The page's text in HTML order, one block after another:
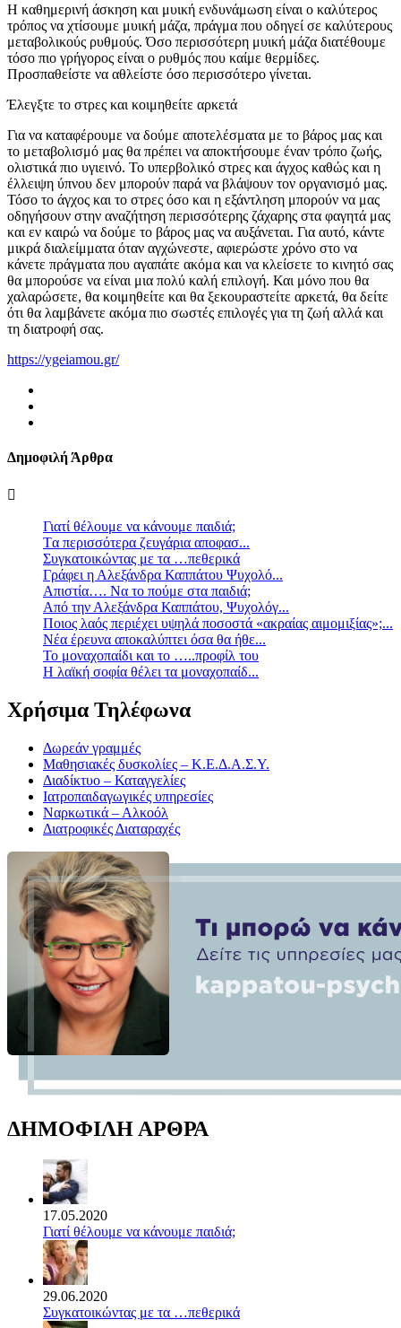
Η καθημερινή άσκηση και μυική ενδυνάμωση είναι ο καλύτερος
τρόπος να χτίσουμε μυική μάζα, πράγμα που οδηγεί σε καλύτερους
μεταβολικούς ρυθμούς. Όσο περισσότερη μυική μάζα διατέθουμε
τόσο πιο γρήγορος είναι ο ρυθμός που καίμε θερμίδες.
Προσπαθείστε να αθλείστε όσο περισσότερο γίνεται.
Έλεγξτε το στρες και κοιμηθείτε αρκετά
Για να καταφέρουμε να δούμε αποτελέσματα με το βάρος μας και
το μεταβολισμό μας θα πρέπει να αποκτήσουμε έναν τρόπο ζωής,
ολιστικά πιο υγιεινό. Το υπερβολικό στρες και άγχος καθώς και η
έλλειψη ύπνου δεν μπορούν παρά να βλάψουν τον οργανισμό μας.
Τόσο το άγχος και το στρες όσο και η εξάντληση μπορούν να μας
οδηγήσουν στην αναζήτηση περισσότερης ζάχαρης στα φαγητά μας
και εν καιρώ να δούμε το βάρος μας να αυξάνεται. Για αυτό, κάντε
μικρά διαλείμματα όταν αγχώνεστε, αφιερώστε χρόνο στο να
κάνετε πράγματα που αγαπάτε ακόμα και να κλείσετε το κινητό σας
θα μπορούσε να είναι μια πολύ καλή επιλογή. Και μόνο που θα
χαλαρώσετε, θα κοιμηθείτε και θα ξεκουραστείτε αρκετά, θα δείτε
ότι θα λαμβάνετε ακόμα πιο σωστές επιλογές για τη ζωή αλλά και
τη διατροφή σας.
https://ygeiamou.gr/
Δημοφιλή Άρθρα
Γιατί θέλουμε να κάνουμε παιδιά;
Tα περισσότερα ζευγάρια αποφασ...
Συγκατοικώντας με τα …πεθερικά
Γράφει η Αλεξάνδρα Καππάτου Ψυχολό...
Απιστία…. Να το πούμε στα παιδιά;
Από την Αλεξάνδρα Καππάτου, Ψυχολόγ...
Ποιος λαός περιέχει υψηλά ποσοστά «ακραίας αιμομιξίας»;...
Νέα έρευνα αποκαλύπτει όσα θα ήθε...
Το μοναχοπαίδι και το …..προφίλ του
Η λαϊκή σοφία θέλει τα μοναχοπαίδ...
Χρήσιμα Τηλέφωνα
Δωρεάν γραμμές
Μαθησιακές δυσκολίες – Κ.Ε.Δ.Α.Σ.Υ.
Διαδίκτυο – Καταγγελίες
Ιατροπαιδαγωγικές υπηρεσίες
Ναρκωτικά – Αλκοόλ
Διατροφικές Διαταραχές
ΔΗΜΟΦΙΛΗ ΑΡΘΡΑ
17.05.2020
Γιατί θέλουμε να κάνουμε παιδιά;
29.06.2020
Συγκατοικώντας με τα …πεθερικά